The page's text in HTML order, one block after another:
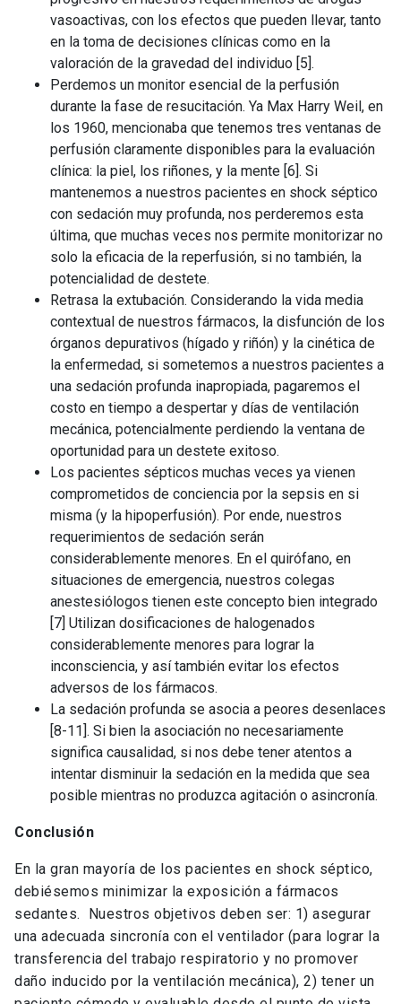
vasoactivas, con los efectos que pueden llevar, tanto
en la toma de decisiones clínicas como en la
valoración de la gravedad del individuo [5].
Perdemos un monitor esencial de la perfusión
durante la fase de resucitación. Ya Max Harry Weil, en
los 1960, mencionaba que tenemos tres ventanas de
perfusión claramente disponibles para la evaluación
clínica: la piel, los riñones, y la mente [6]. Si
mantenemos a nuestros pacientes en shock séptico
con sedación muy profunda, nos perderemos esta
última, que muchas veces nos permite monitorizar no
solo la eficacia de la reperfusión, si no también, la
potencialidad de destete.
Retrasa la extubación. Considerando la vida media
contextual de nuestros fármacos, la disfunción de los
órganos depurativos (hígado y riñón) y la cinética de
la enfermedad, si sometemos a nuestros pacientes a
una sedación profunda inapropiada, pagaremos el
costo en tiempo a despertar y días de ventilación
mecánica, potencialmente perdiendo la ventana de
oportunidad para un destete exitoso.
Los pacientes sépticos muchas veces ya vienen
comprometidos de conciencia por la sepsis en si
misma (y la hipoperfusión). Por ende, nuestros
requerimientos de sedación serán
considerablemente menores. En el quirófano, en
situaciones de emergencia, nuestros colegas
anestesiólogos tienen este concepto bien integrado
[7] Utilizan dosificaciones de halogenados
considerablemente menores para lograr la
inconsciencia, y así también evitar los efectos
adversos de los fármacos.
La sedación profunda se asocia a peores desenlaces
[8-11]. Si bien la asociación no necesariamente
significa causalidad, si nos debe tener atentos a
intentar disminuir la sedación en la medida que sea
posible mientras no produzca agitación o asincronía.
Conclusión
En la gran mayoría de los pacientes en shock séptico,
debiésemos minimizar la exposición a fármacos
sedantes. Nuestros objetivos deben ser: 1) asegurar
una adecuada sincronía con el ventilador (para lograr la
transferencia del trabajo respiratorio y no promover
daño inducido por la ventilación mecánica), 2) tener un